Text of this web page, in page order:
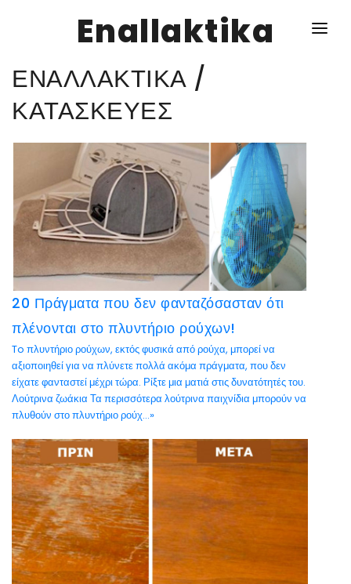
Enallaktika
NEWS
ΣΥΝΤΑΓΕΣ
ΔΙΑΦΟΡΑ
ΕΝΑΛΛΑΚΤΙΚΑ
ΑΥΤΑΡΚΕΙΑ
ΣΧΕΣΕΙΣ
ΚΑΛΛΙΕΡΓΕΙΕΣ
ΕΝΑΛΛΑΚΤΙΚΑ /
ΚΑΤΑΣΚΕΥΕΣ
20 Πράγματα που δεν φανταζόσασταν ότι
πλένονται στο πλυντήριο ρούχων!
To πλυντήριο ρούχων, εκτός φυσικά από ρούχα, μπορεί να
αξιοποιηθεί για να πλύνετε πολλά ακόμα πράγματα, που δεν
είχατε φανταστεί μέχρι τώρα. Ρίξτε μια ματιά στις δυνατότητές του.
Λούτρινα ζωάκια Τα περισσότερα λούτρινα παιχνίδια μπορούν να
πλυθούν στο πλυντήριο ρούχ...»